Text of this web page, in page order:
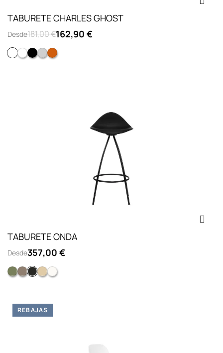
TABURETE CHARLES GHOST
Desde181,00 €162,90 €
Cristal
Blanco brillante
NEGROAhumado transparente
Ambar
TABURETE ONDA
Desde357,00 €
Carcasa verde goma verde
Carcasa vison goma vison
Carcasa negra goma negra
Carcasa piedra goma piedra
Carcasa sin goma todo blanco
REBAJAS